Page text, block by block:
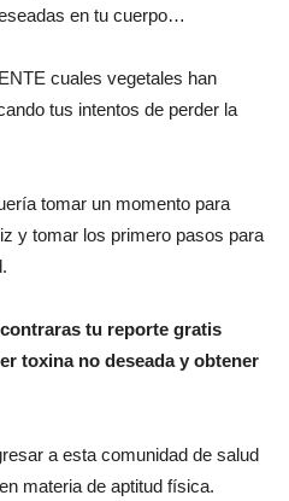
en tu cuerpo…
cuales vegetales han
tus intentos de perder la
tomar un momento para
y tomar los primero pasos para
tu reporte gratis
toxina no deseada y obtener
a esta comunidad de salud
materia de aptitud física.